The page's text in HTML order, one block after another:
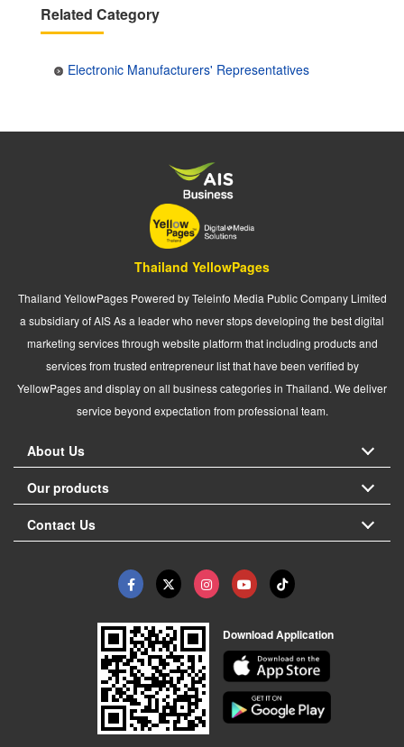
Related Category
Electronic Manufacturers' Representatives
Thailand YellowPages
Thailand YellowPages Powered by Teleinfo Media Public Company Limited
a subsidiary of AIS As a leader who never stops developing the best digital
marketing services through website platform that including products and
services from trusted entrepreneur list that have been verified by
YellowPages and display on all business categories in Thailand. We deliver
service beyond expectation from professional team.
About Us
Our products
Contact Us
Download Application